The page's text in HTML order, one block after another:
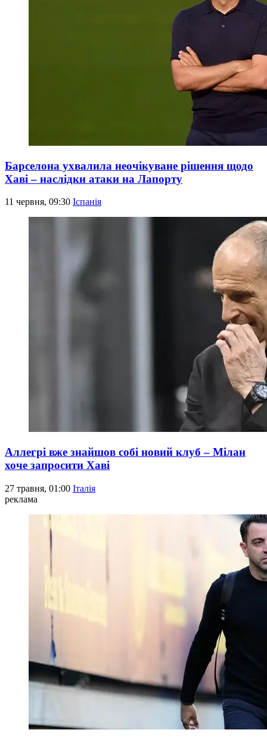
Барселона ухвалила неочікуване рішення щодо
Хаві – наслідки атаки на Лапорту
11 червня, 09:30 Іспанія
Аллегрі вже знайшов собі новий клуб – Мілан
хоче запросити Хаві
27 травня, 01:00 Італія
реклама